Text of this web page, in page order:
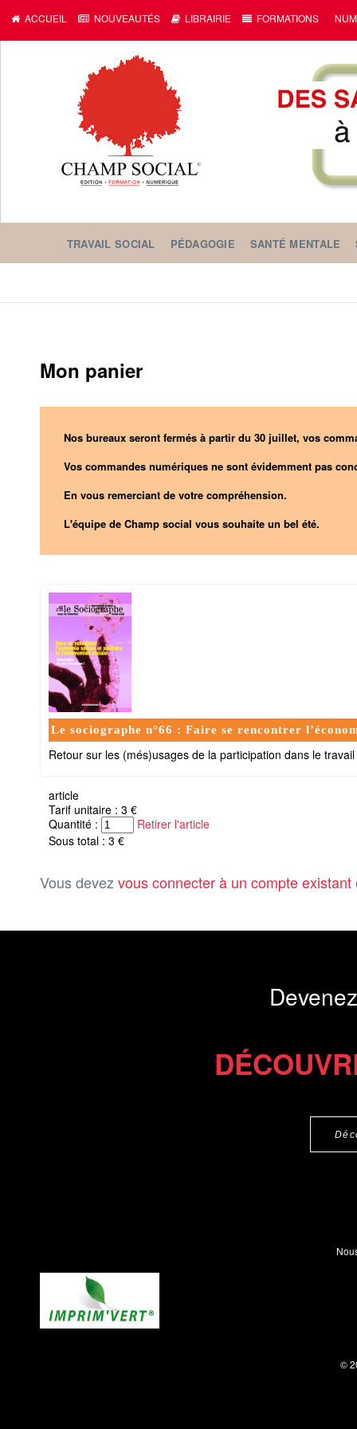
ACCUEIL NOUVEAUTÉS LIBRAIRIE FORMATIONS
TRAVAIL SOCIAL PÉDAGOGIE SANTÉ MENTALE
Mon panier
Nos bureaux seront fermés à partir du 30 juillet, vos
Vos commandes numériques ne sont évidemment pas
En vous remerciant de votre compréhension.
L'équipe de Champ social vous souhaite un bel été.
Le sociographe n°66 : Faire se rencontrer
Retour sur les (més)usages de la participation dans le
article
Tarif unitaire : 3 €
Quantité :
Retirer l'article
Sous total : 3 €
Vous devez vous connecter à un compte existant
©